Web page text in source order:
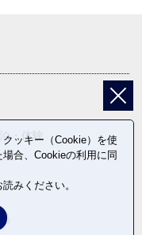
・体験
ッキー（Cookie）を使
合、Cookieの利用に同
読みください。